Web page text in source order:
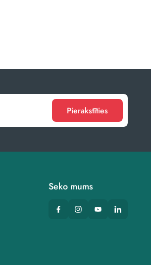
Pierakstīties
Seko mums